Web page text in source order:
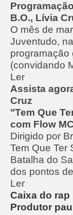
B.O., Lívia
O mês de
Juventudo,
programação
(convidando
Ler
Assista
Cruz
"Tem Que
com Flow
Dirigido por
Tem Que Ter
Batalha do
dos pontos
Ler
Caixa do rap
Produtor